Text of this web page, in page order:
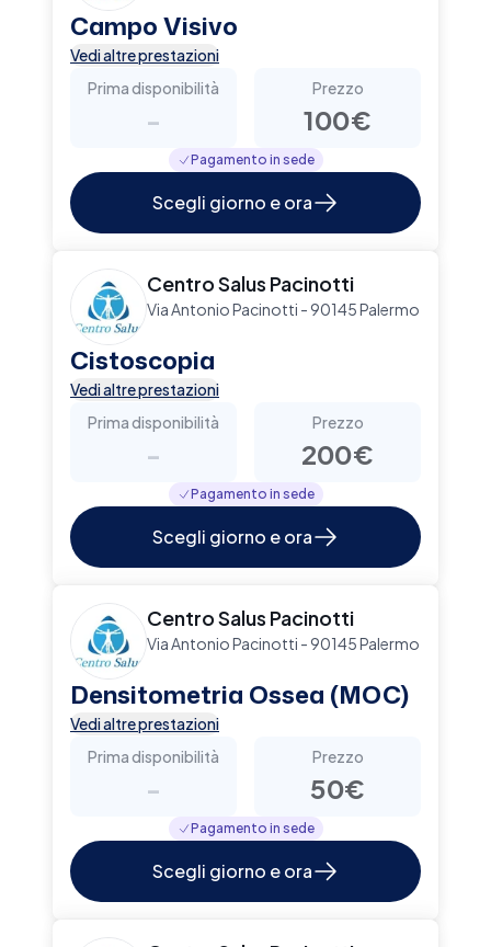
Campo Visivo
Vedi altre prestazioni
Prima disponibilità
-
Prezzo
100€
Pagamento in sede
Scegli giorno e ora
Centro Salus Pacinotti
Via Antonio Pacinotti - 90145 Palermo
Cistoscopia
Vedi altre prestazioni
Prima disponibilità
-
Prezzo
200€
Pagamento in sede
Scegli giorno e ora
Centro Salus Pacinotti
Via Antonio Pacinotti - 90145 Palermo
Densitometria Ossea (MOC)
Vedi altre prestazioni
Prima disponibilità
-
Prezzo
50€
Pagamento in sede
Scegli giorno e ora